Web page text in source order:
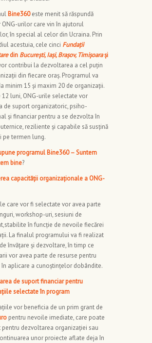
Bine360este menit să răspundă
urilor care vin în ajutorul
în special al celor din Ucraina. Prin
acestuia, cele cinci Fundații
din București, Iași, Brașov, Timișoarași
contribui la dezvoltarea a cel puțin
din fiecare oraș. Programul va
minim 15 și maxim 20 de organizații.
12 luni, ONG-urile selectate vor
de suport organizatoric, psiho-
și financiar pentru a se dezvolta în
reziliente și capabile să susțină
pe termen lung.
programul Bine360 – Suntem
bine?
capacității organizaționale a ONG-
care vor fi selectate vor avea parte
workshop-uri, sesiuni de
în funcție de nevoile fiecărei
La finalul programului va fi realizat
învățare și dezvoltare, în timp ce
vor avea parte de resurse pentru
în aplicare a cunoștințelor dobândite.
de suport financiar pentru
selectate în program
vor beneficia de un prim grant de
pentru nevoile imediate, care poate
dezvoltarea organizației sau
unor proiecte aflate deja în